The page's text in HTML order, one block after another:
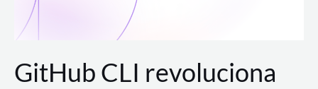
GitHub CLI revoluciona